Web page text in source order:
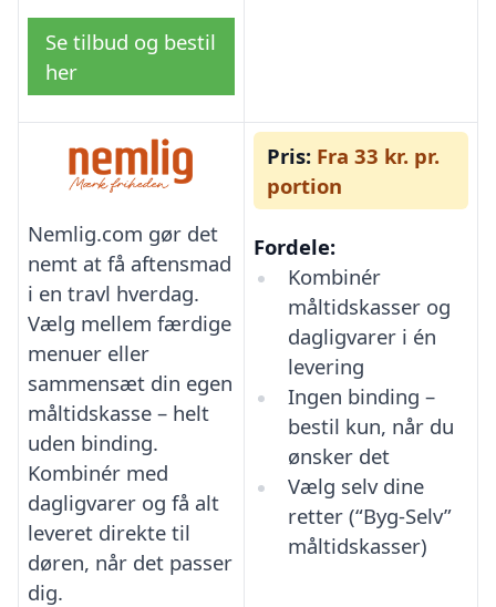
Se tilbud og bestil
her
Nemlig.com gør det
nemt at få aftensmad
i en travl hverdag.
Vælg mellem færdige
menuer eller
sammensæt din egen
måltidskasse – helt
uden binding.
Kombinér med
dagligvarer og få alt
leveret direkte til
døren, når det passer
dig.
Pris: Fra 33 kr. pr.
portion
Fordele:
Kombinér
måltidskasser og
dagligvarer i én
levering
Ingen binding –
bestil kun, når du
ønsker det
Vælg selv dine
retter (“Byg-Selv”
måltidskasser)